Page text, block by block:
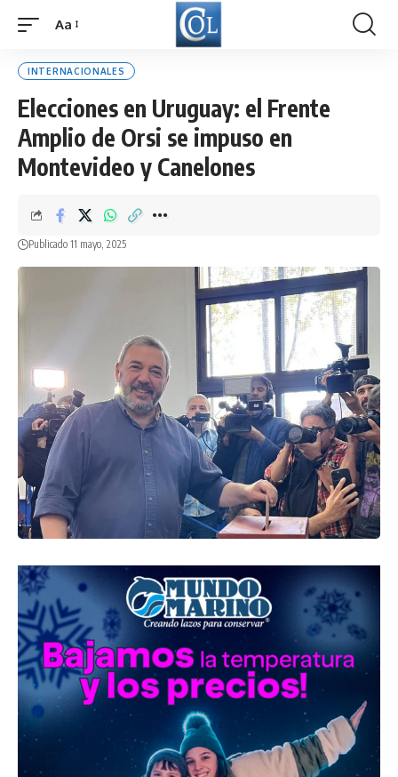
Font
Aa
INTERNACIONALES
Elecciones en Uruguay: el Frente
Amplio de Orsi se impuso en
Montevideo y Canelones
Publicado 11 mayo, 2025